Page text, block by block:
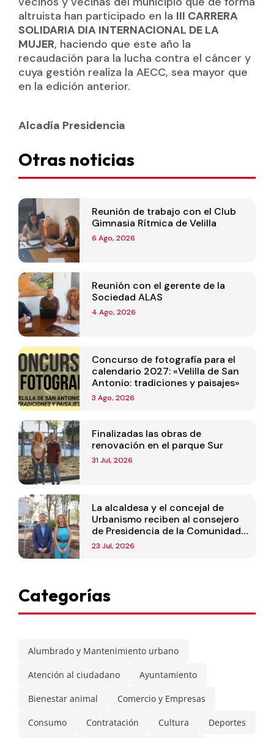
altruista han participado en la III CARRERA
SOLIDARIA DIA INTERNACIONAL DE LA
MUJER, haciendo que este año la
recaudación para la lucha contra el cáncer y
cuya gestión realiza la AECC, sea mayor que
en la edición anterior.
Alcadía Presidencia
Otras noticias
Reunión de trabajo con el Club
Gimnasia Rítmica de Velilla
6 Ago, 2026
Reunión con el gerente de la
Sociedad ALAS
4 Ago, 2026
Concurso de fotografía para el
calendario 2027: «Velilla de San
Antonio: tradiciones y paisajes»
3 Ago, 2026
Finalizadas las obras de
renovación en el parque Sur
31 Jul, 2026
La alcaldesa y el concejal de
Urbanismo reciben al consejero
de Presidencia de la Comunidad
de Madrid
23 Jul, 2026
Categorías
Alumbrado y Mantenimiento urbano
Atención al ciudadano Ayuntamiento
Bienestar animal Comercio y Empresas
Consumo Contratación Cultura Deportes